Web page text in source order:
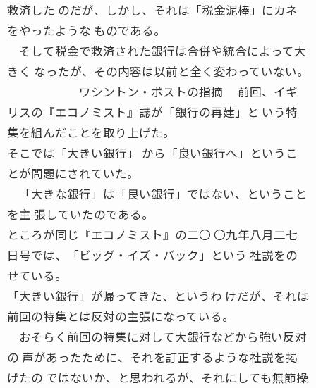
救済した のだが、しかし、それは「税金泥棒」にカネ
をやったような ものである。
そして税金で救済された銀行は合併や統合によって大
きく なったが、その内容は以前と全く変わっていない。
ワシントン・ポストの指摘 前回、イギ
リスの『エコノミスト』誌が「銀行の再建」と いう特
集を組んだことを取り上げた。
そこでは「大きい銀行」 から「良い銀行へ」というこ
とが問題にされていた。
「大きな銀行」は「良い銀行」ではない、ということ
を主 張していたのである。
ところが同じ『エコノミスト』の二〇 〇九年八月二七
日号では、「ビッグ・イズ・バック」という 社説をの
せている。
「大きい銀行」が帰ってきた、というわ けだが、それは
前回の特集とは反対の主張になっている。
おそらく前回の特集に対して大銀行などから強い反対
の 声があったために、それを訂正するような社説を掲
げたの ではないか、と思われるが、それにしても無節操